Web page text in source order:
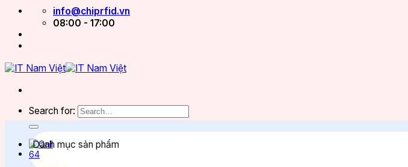
info@chiprfid.vn
08:00 - 17:00
Search for:
Danh mục sản phẩm